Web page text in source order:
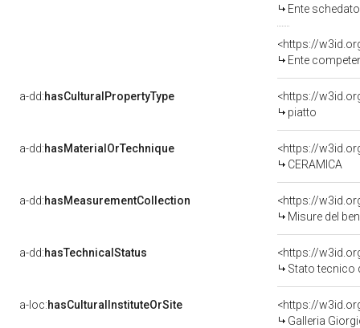
Ente
<https://
Ente competente per tutela
a-dd:hasCulturalPropertyType
piatto
a-dd:hasMaterialOrTechnique
<https://
CERAMICA
a-dd:hasMeasurementCollection
<https://
Misure del
a-dd:hasTechnicalStatus
<https://
Stato tecnico
a-loc:hasCulturalInstituteOrSite
<https://
Galleria